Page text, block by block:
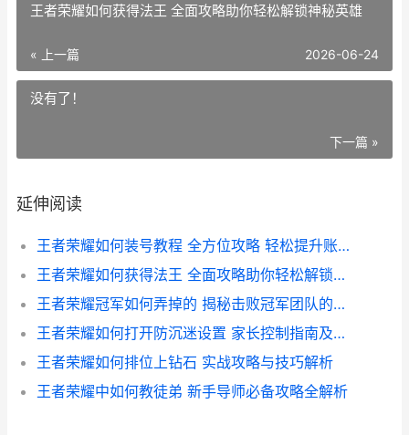
王者荣耀如何获得法王 全面攻略助你轻松解锁神秘英雄
« 上一篇 2026-06-24
没有了！
下一篇 »
延伸阅读
王者荣耀如何装号教程 全方位攻略 轻松提升账号实力
王者荣耀如何获得法王 全面攻略助你轻松解锁神秘英雄
王者荣耀冠军如何弄掉的 揭秘击败冠军团队的策略与技巧
王者荣耀如何打开防沉迷设置 家长控制指南及操作步骤详解
王者荣耀如何排位上钻石 实战攻略与技巧解析
王者荣耀中如何教徒弟 新手导师必备攻略全解析